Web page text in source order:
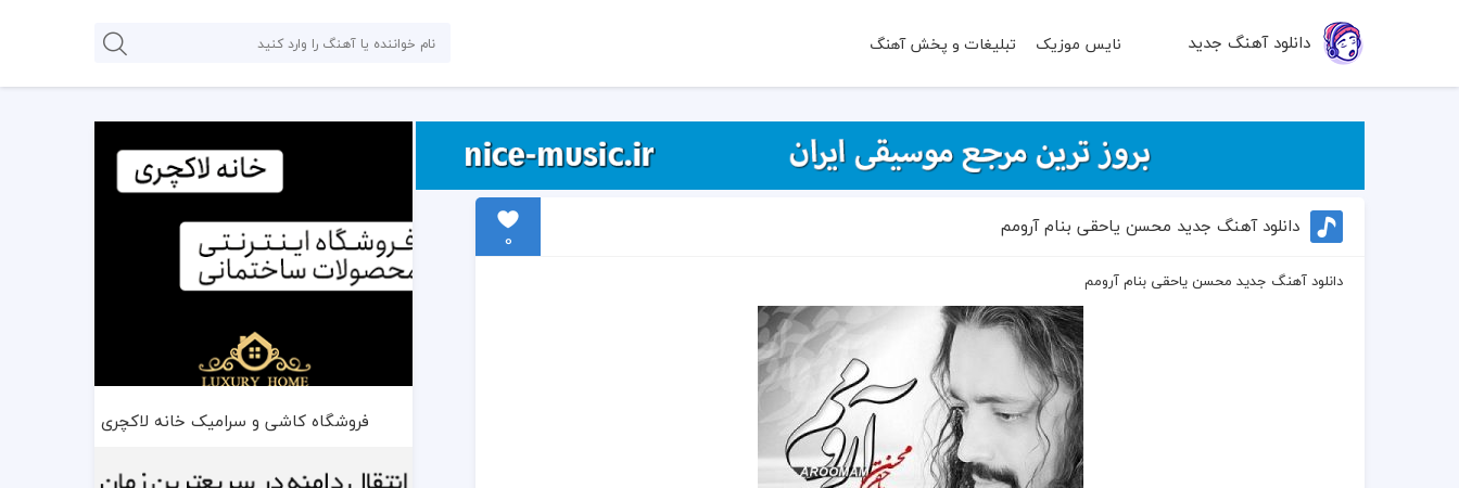
دانلود آهنگ جدید نایس موزیک تبلیغات و پخش آهنگ
دانلود آهنگ جدید محسن یاحقی بنام آرومم
0
دانلود آهنگ جدید محسن یاحقی بنام آرومم
فروشگاه کاشی و سرامیک خانه لاکچری